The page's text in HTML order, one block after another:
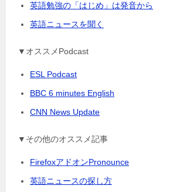
英語勉強の「はじめ」は発音から
英語ニュースを聞く
▼オススメPodcast
ESL Podcast
BBC 6 minutes English
CNN News Update
▼その他のオススメ記事
FirefoxアドオンPronounce
英語ニュースの探し方